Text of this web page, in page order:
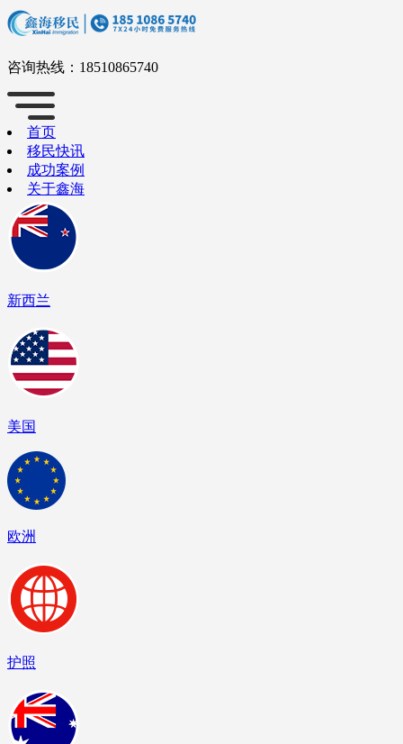
咨询热线： 18510865740
首页
移民快讯
成功案例
关于鑫海
新西兰
美国
欧洲
护照